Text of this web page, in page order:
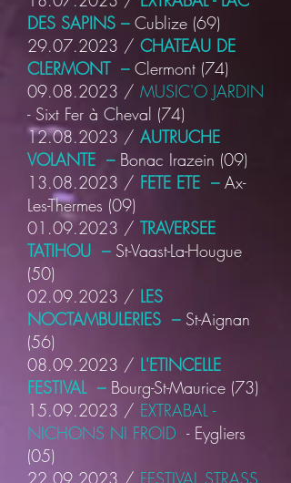
DES SAPINS –Cublize (69)
29.07.2023 / CHATEAU DE
CLERMONT –Clermont (74)
09.08.2023 / MUSIC'O JARDIN
- Sixt Fer à Cheval (74)
12.08.2023 / AUTRUCHE
VOLANTE –Bonac Irazein (09)
13.08.2023 / FETE ETE –Ax-
Les-Thermes (09)
01.09.2023 / TRAVERSEE
TATIHOU –St-Vaast-La-Hougue
(50)
02.09.2023 / LES
NOCTAMBULERIES –St-Aignan
(56)
08.09.2023 / L'ETINCELLE
FESTIVAL –Bourg-St-Maurice (73)
15.09.2023 / EXTRABAL -
NICHONS NI FROID - Eygliers
(05)
22.09.2023 / FESTIVAL STRASS